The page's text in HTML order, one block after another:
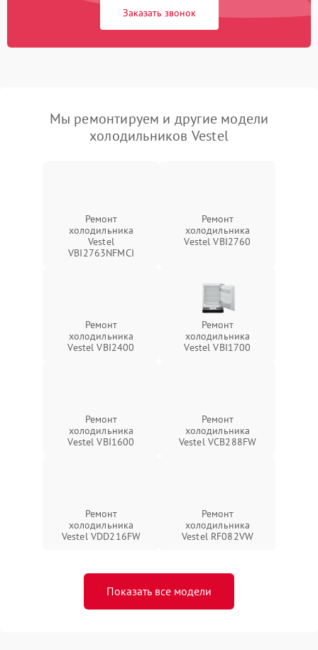
Заказать звонок
Мы ремонтируем и другие модели
холодильников Vestel
Ремонт
холодильника
Vestel
VBI2763NFMCI
Ремонт
холодильника
Vestel VBI2760
Ремонт
холодильника
Vestel VBI2400
Ремонт
холодильника
Vestel VBI1700
Ремонт
холодильника
Vestel VBI1600
Ремонт
холодильника
Vestel VCB288FW
Ремонт
холодильника
Vestel VDD216FW
Ремонт
холодильника
Vestel RF082VW
Показать все модели